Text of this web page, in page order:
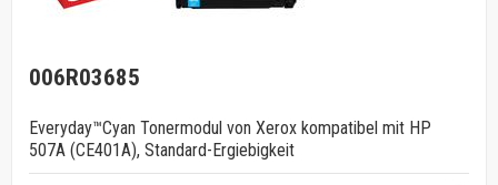
006R03685
Everyday™Cyan Tonermodul von Xerox kompatibel mit HP
507A (CE401A), Standard-Ergiebigkeit